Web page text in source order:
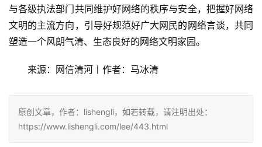
与各级执法部门共同维护好网络的秩序与安全，把握好网络
文明的主流方向，引导好规范好广大网民的网络言谈，共同
塑造一个风朗气清、生态良好的网络文明家园。
来源：网信清河丨作者：马冰清
原创文章，作者：lishengli，如若转载，请注明出处：
https://www.lishengli.com/lee/443.html